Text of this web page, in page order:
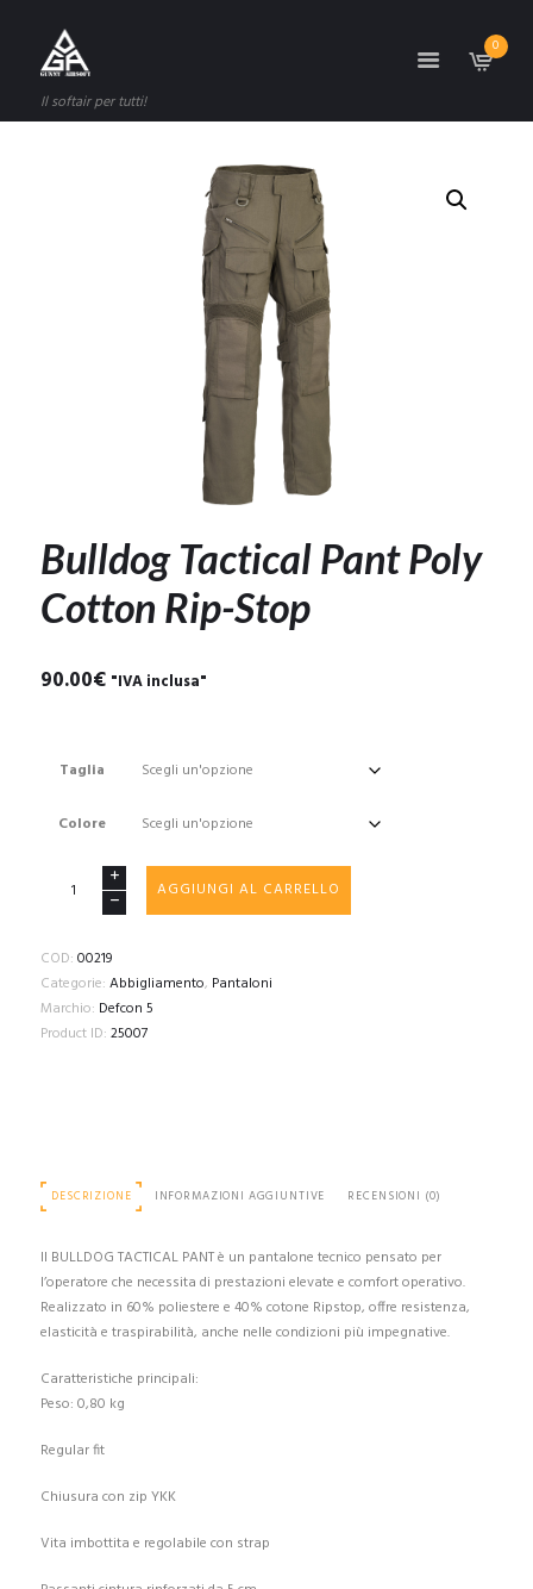
Il softair per tutti!
0
Bulldog Tactical Pant Poly
Cotton Rip-Stop
90.00€ "IVA inclusa"
Taglia
Colore
Tactical
Poly
Cotton
Rip-
Stop
AGGIUNGI AL CARRELLO
COD: 00219
Categorie: Abbigliamento, Pantaloni
Marchio: Defcon 5
Product ID: 25007
DESCRIZIONE INFORMAZIONI AGGIUNTIVE RECENSIONI (0)
Il BULLDOG TACTICAL PANT è un pantalone tecnico pensato per
l’operatore che necessita di prestazioni elevate e comfort operativo.
Realizzato in 60% poliestere e 40% cotone Ripstop, offre resistenza,
elasticità e traspirabilità, anche nelle condizioni più impegnative.
Caratteristiche principali:
Peso: 0,80 kg
Regular fit
Chiusura con zip YKK
Vita imbottita e regolabile con strap